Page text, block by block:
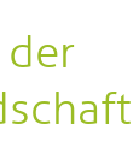
der